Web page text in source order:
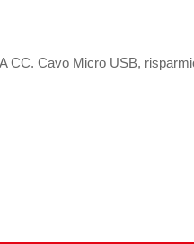
CC. Cavo Micro USB,